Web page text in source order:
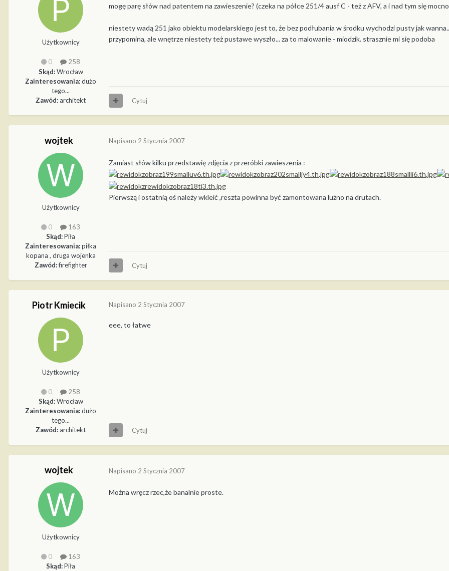
Użytkownicy
0
258
Skąd:Wrocław
Zainteresowania:dużo
tego...
Zawód:architekt
mogę parę słów nad patentem na zawieszenie? (czeka na półce 251/4 ausf C - też z AFV, a i nad tym się
niestety wadą 251 jako obiektu modelarskiego jest to, że bez podłubania w środku wychodzi pusty jak
przypomina, ale wnętrze niestety też pustawe wyszło... za to malowanie - miodzik. strasznie mi się podoba
Cytuj
wojtek
Użytkownicy
0
163
Skąd:Piła
Zainteresowania:piłka
kopana , druga wojenka
Zawód:firefighter
Napisano 2 Stycznia 2007
Zamiast słów kilku przedstawię zdjęcia z przeróbki zawieszenia :
Pierwszą i ostatnią oś należy wkleić ,reszta powinna być zamontowana lużno na drutach.
Cytuj
Piotr Kmiecik
Użytkownicy
0
258
Skąd:Wrocław
Zainteresowania:dużo
tego...
Zawód:architekt
Napisano 2 Stycznia 2007
eee, to łatwe
Cytuj
wojtek
Użytkownicy
0
163
Skąd:Piła
Napisano 2 Stycznia 2007
Można wręcz rzec,że banalnie proste.